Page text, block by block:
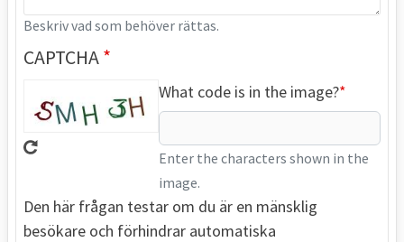
Beskriv vad som behöver rättas.
CAPTCHA
What code is in the image?
Enter the characters shown in the
image.
Den här frågan testar om du är en mänsklig
besökare och förhindrar automatiska